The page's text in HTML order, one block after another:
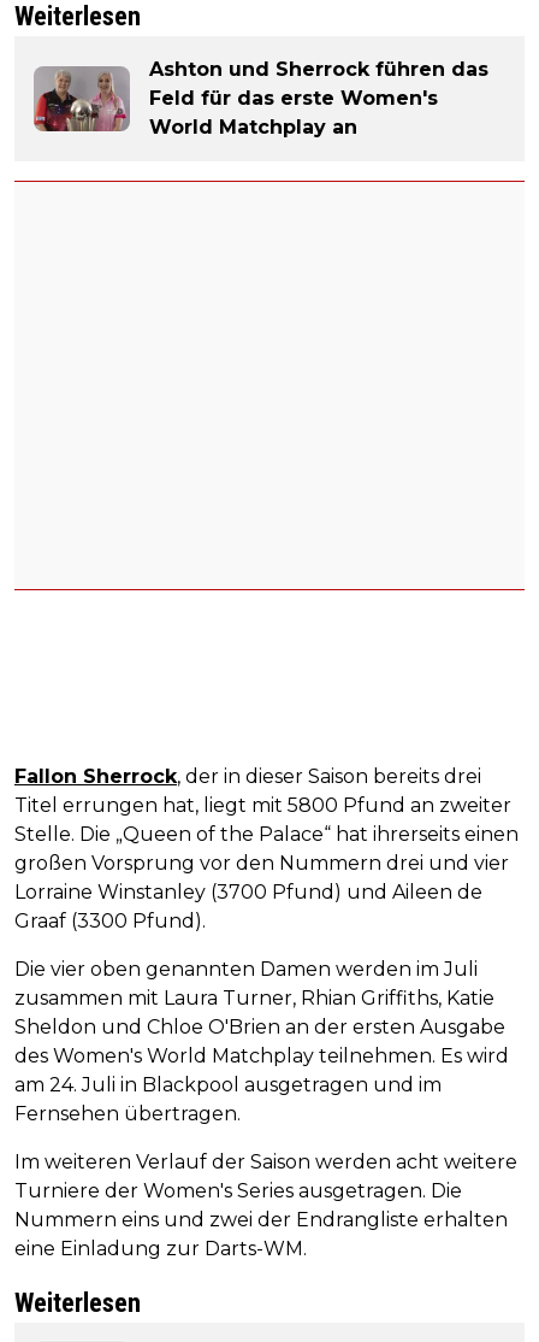
Weiterlesen
Ashton und Sherrock führen das
Feld für das erste Women's
World Matchplay an
Fallon Sherrock, der in dieser Saison bereits drei
Titel errungen hat, liegt mit 5800 Pfund an zweiter
Stelle. Die „Queen of the Palace“ hat ihrerseits einen
großen Vorsprung vor den Nummern drei und vier
Lorraine Winstanley (3700 Pfund) und Aileen de
Graaf (3300 Pfund).
Die vier oben genannten Damen werden im Juli
zusammen mit Laura Turner, Rhian Griffiths, Katie
Sheldon und Chloe O'Brien an der ersten Ausgabe
des Women's World Matchplay teilnehmen. Es wird
am 24. Juli in Blackpool ausgetragen und im
Fernsehen übertragen.
Im weiteren Verlauf der Saison werden acht weitere
Turniere der Women's Series ausgetragen. Die
Nummern eins und zwei der Endrangliste erhalten
eine Einladung zur Darts-WM.
Weiterlesen